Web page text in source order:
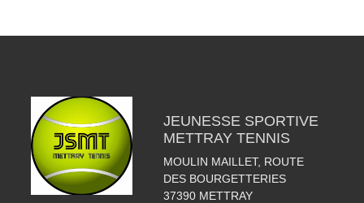
JEUNESSE SPORTIVE
METTRAY TENNIS
MOULIN MAILLET, ROUTE
DES BOURGETTERIES
37390 METTRAY